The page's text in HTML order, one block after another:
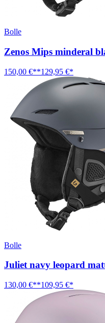
Bolle
Zenos Mips minderal
150,00 €**129,95 €*
Bolle
Juliet navy leopard
130,00 €**109,95 €*